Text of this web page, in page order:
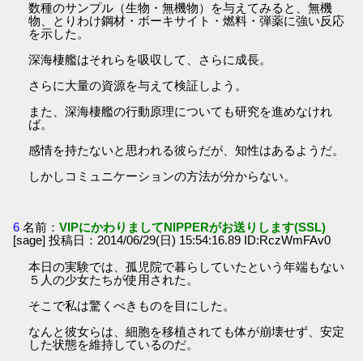
数種のサンプル（生物・無機物）を与えてみると、無機
物、とりわけ鋼材・ボーキサイト・燃料・弾薬に強い反応
を示した。
深海棲艦はそれらを吸収して、さらに成長。
さらに大量の資源を与えて検証しよう。
また、深海棲艦の行動原理についても研究を進めなけれ
ば。
感情を持たないと思われる彼らだが、知性はあるようだ。
しかしコミュニケーションの方法が分からない。
6 名前：VIPにかわりましてNIPPERがお送りします(SSL)
[sage] 投稿日：2014/06/29(日) 15:54:16.89 ID:RczWmFAv0
本日の実験では、孤児院で暮らしていたという年端もない
５人の少女たちが使用された。
そこで私は驚くべきものを目にした。
なんと彼女らは、細胞を移植されても体が崩壊せず、安定
した状態を維持しているのだ。